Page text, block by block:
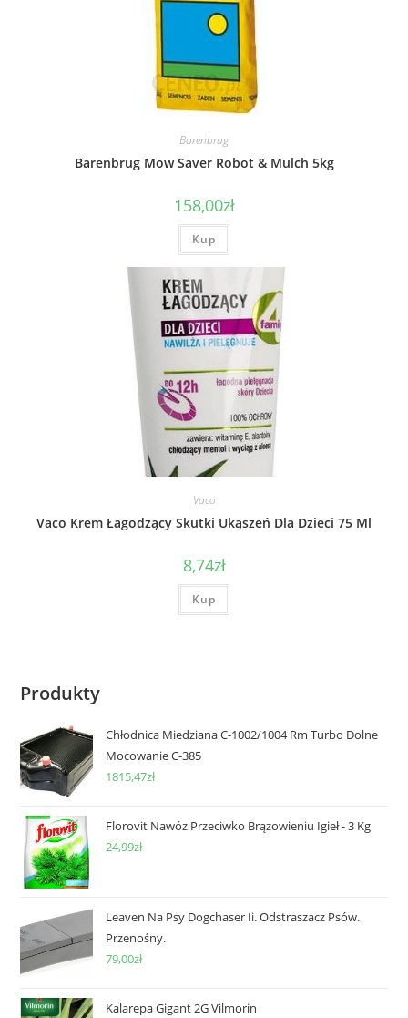
Barenbrug
Barenbrug Mow Saver Robot & Mulch 5kg
158,00zł
Kup
Vaco
Vaco Krem Łagodzący Skutki Ukąszeń Dla Dzieci 75 Ml
8,74zł
Kup
Produkty
Chłodnica Miedziana C-1002/1004 Rm Turbo Dolne
Mocowanie C-385
1815,47zł
Florovit Nawóz Przeciwko Brązowieniu Igieł - 3 Kg
24,99zł
Leaven Na Psy Dogchaser Ii. Odstraszacz Psów.
Przenośny.
79,00zł
Kalarepa Gigant 2G Vilmorin